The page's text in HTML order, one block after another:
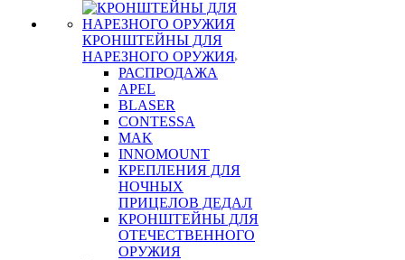
КРОНШТЕЙНЫ ДЛЯ
НАРЕЗНОГО ОРУЖИЯ
РАСПРОДАЖА
APEL
BLASER
CONTESSA
MAK
INNOMOUNT
КРЕПЛЕНИЯ ДЛЯ
НОЧНЫХ
ПРИЦЕЛОВ ДЕДАЛ
КРОНШТЕЙНЫ ДЛЯ
ОТЕЧЕСТВЕННОГО
ОРУЖИЯ